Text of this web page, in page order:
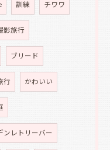
訓練 チワワ
影旅行
ブリード
行 かわいい
ンレトリーバー